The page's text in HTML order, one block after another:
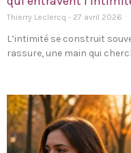
Thierry Leclercq 27 avril 2026
L’intimité se construit
rassure, une main qui